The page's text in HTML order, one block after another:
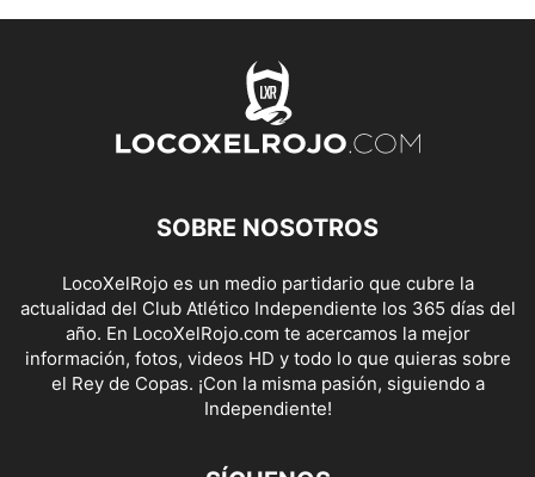
SOBRE NOSOTROS
LocoXelRojo es un medio partidario que cubre la
actualidad del Club Atlético Independiente los 365 días del
año. En LocoXelRojo.com te acercamos la mejor
información, fotos, videos HD y todo lo que quieras sobre
el Rey de Copas. ¡Con la misma pasión, siguiendo a
Independiente!